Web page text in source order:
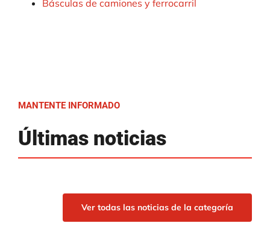
Básculas de camiones y ferrocarril
MANTENTE INFORMADO
Últimas noticias
Ver todas las noticias de la categoría